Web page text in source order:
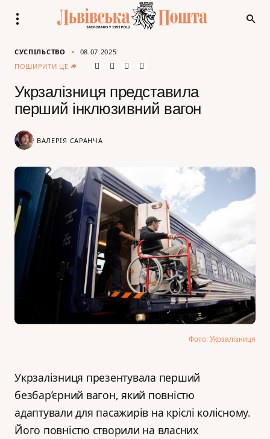
СУСПІЛЬСТВО
08.07.2025
ПОШИРИТИ ЦЕ
Укрзалізниця представила
перший інклюзивний вагон
ВАЛЕРІЯ САРАНЧА
Фото: Укрзалізниця
Укрзалізниця презентувала перший
безбар’єрний вагон, який повністю
адаптували для пасажирів на кріслі колісному.
Його повністю створили на власних